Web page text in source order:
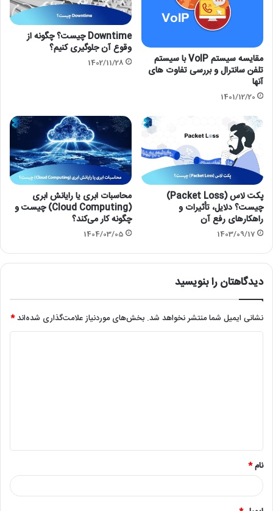
مقایسه سیستم VoIP با سیستم
تلفن سانترال و بررسی تفاوت های
آنها
1401/12/20
Downtime چیست؟ چگونه از
وقوع آن جلوگیری کنیم؟
1402/11/28
پکت لاس (Packet Loss)
چیست؟ دلایل، تأثیرات و
راهکارهای رفع آن
1403/09/17
محاسبات ابری یا رایانش ابری
(Cloud Computing) چیست و
چگونه کار می‌کند؟
1404/03/05
دیدگاهتان را بنویسید
نشانی ایمیل شما منتشر نخواهد شد. بخش‌های موردنیاز علامت‌گذاری شده‌اند*
*
نام*